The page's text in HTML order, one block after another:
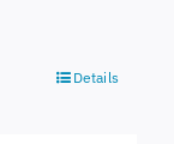
Details